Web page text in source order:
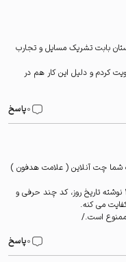
بابت تشریک مسایل و تجارب
کردم و دلیل این کار هم در
0پاسخ
چت آنلاین ( علامت هدفون )
اصلا نگران نباشد عکس سلفی به همراه کارت ملی و 3 نوشته تاریخ روز، کد چند حرفی و
می کنه.
0پاسخ